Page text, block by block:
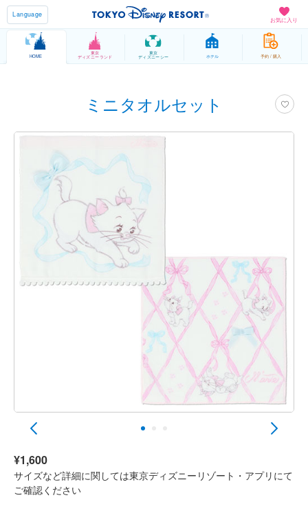
お気に入り
Language
HOME
東京
ディズニーランド
東京
ディズニーシー ホテル 予約 / 購入
ミニタオルセット
¥1,600
サイズなど詳細に関しては東京ディズニーリゾート・アプリにて
ご確認ください